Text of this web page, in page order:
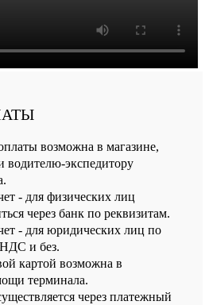
возможна в магазине,
водителю-экспедитору
- для физических лиц
через банк по реквизитам.
- для юридических лиц по
НДС и без.
картой возможна в
терминала.
через платежный